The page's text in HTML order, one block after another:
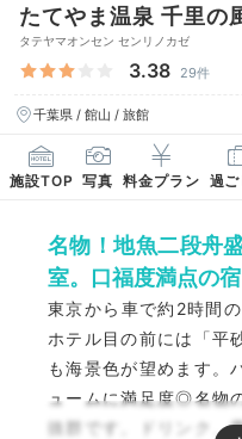
たてやま温泉 千里の
タテヤマオンセン センリノカゼ
3.38 29件
千葉県 / 館山 / 旅館
施設TOP 写真 料金プラン 過
名物！地魚二段舟
室。口福度満点の宿
東京から車で約2時間
ホテル目の前には「平
も海景色が望めます。
ュームに満足度◎名物
抜群です。ドリンク、